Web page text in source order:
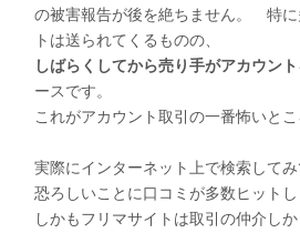
の被害報告が後を絶ちません。 特に
トは送られてくるものの、
しばらくしてから売り手がアカウン
ースです。
これがアカウント取引の一番怖いとこ
実際にインターネット上で検索してみ
恐ろしいことに口コミが多数ヒットし
しかもフリマサイトは取引の仲介し